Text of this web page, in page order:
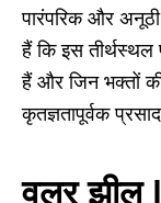
पारंपरिक और
हैं कि इस तीर्थस्थल
हैं और जिन भक्तों
कृतज्ञतापूर्वक
वुलर झील